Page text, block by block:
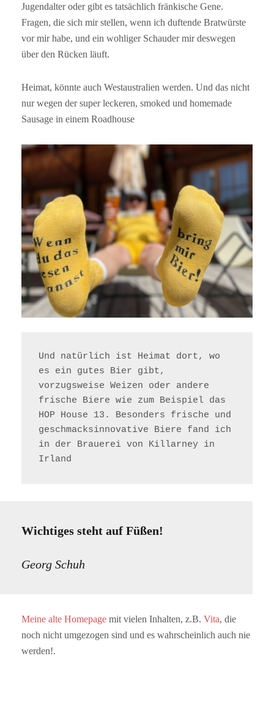
Jugendalter oder gibt es tatsächlich fränkische Gene.
Fragen, die sich mir stellen, wenn ich duftende Bratwürste
vor mir habe, und ein wohliger Schauder mir deswegen
über den Rücken läuft.
Heimat, könnte auch Westaustralien werden. Und das nicht
nur wegen der super leckeren, smoked und homemade
Sausage in einem Roadhouse
Und natürlich ist Heimat dort, wo
es ein gutes Bier gibt,
vorzugsweise Weizen oder andere
frische Biere wie zum Beispiel das
HOP House 13. Besonders frische und
geschmacksinnovative Biere fand ich
in der Brauerei von Killarney in
Irland
Wichtiges steht auf Füßen!
Georg Schuh
Meine alte Homepage mit vielen Inhalten, z.B. Vita, die
noch nicht umgezogen sind und es wahrscheinlich auch nie
werden!.